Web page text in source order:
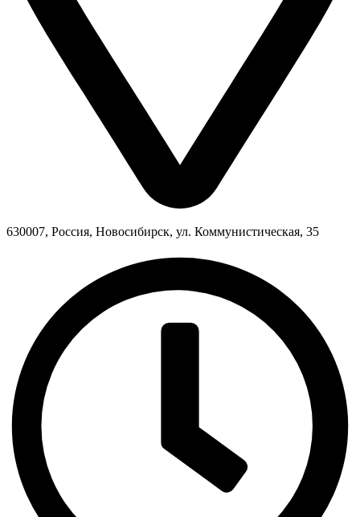
630007, Россия, Новосибирск, ул. Коммунистическая, 35